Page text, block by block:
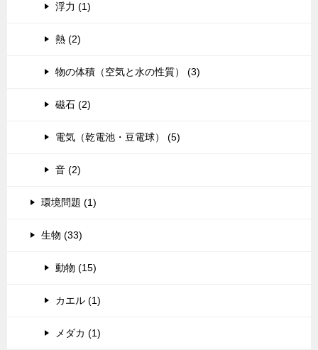
浮力 (1)
熱 (2)
物の体積（空気と水の性質） (3)
磁石 (2)
電気（乾電池・豆電球） (5)
音 (2)
環境問題 (1)
生物 (33)
動物 (15)
カエル (1)
メダカ (1)